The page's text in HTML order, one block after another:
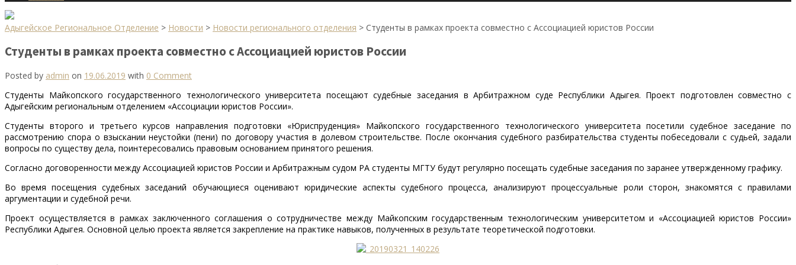
Адыгейское Региональное Отделение > Новости > Новости регионального отделения > Студенты в рамках проекта совместно с Ассоциацией юристов России
Студенты в рамках проекта совместно с Ассоциацией юристов России
Posted by admin on 19.06.2019 with 0 Comment
Студенты Майкопского государственного технологического университета посещают судебные заседания в Арбитражном суде Республики Адыгея. Проект подготовлен совместно с
Адыгейским региональным отделением «Ассоциации юристов России».
Студенты второго и третьего курсов направления подготовки «Юриспруденция» Майкопского государственного технологического университета посетили судебное заседание по
рассмотрению спора о взыскании неустойки (пени) по договору участия в долевом строительстве. После окончания судебного разбирательства студенты побеседовали с судьей, задали
вопросы по существу дела, поинтересовались правовым основанием принятого решения.
Согласно договоренности между Ассоциацией юристов России и Арбитражным судом РА студенты МГТУ будут регулярно посещать судебные заседания по заранее утвержденному графику.
Во время посещения судебных заседаний обучающиеся оценивают юридические аспекты судебного процесса, анализируют процессуальные роли сторон, знакомятся с правилами
аргументации и судебной речи.
Проект осуществляется в рамках заключенного соглашения о сотрудничестве между Майкопским государственным технологическим университетом и «Ассоциацией юристов России»
Республики Адыгея. Основной целью проекта является закрепление на практике навыков, полученных в результате теоретической подготовки.